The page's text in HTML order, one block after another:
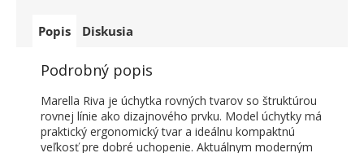
Popis Diskusia
Podrobný popis
Marella Riva je úchytka rovných tvarov so štruktúrou
rovnej línie ako dizajnového prvku. Model úchytky má
praktický ergonomický tvar a ideálnu kompaktnú
veľkosť pre dobré uchopenie. Aktuálnym moderným